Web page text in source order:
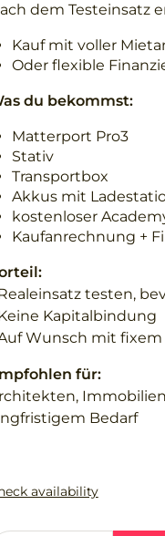
dem Testeinsatz
Kauf mit voller
Oder flexible
du bekommst:
Matterport Pro3
Stativ
Transportbox
Akkus mit
kostenloser
Kaufanrechnung +
testen,
Kapitalbindung
Wunsch mit
für:
Bedarf